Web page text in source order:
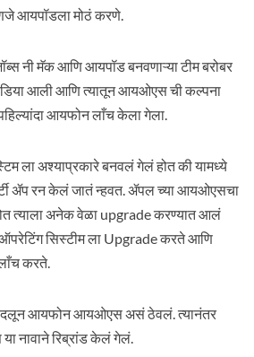
आयपॉडला मोठं करणे.
नी मॅक आणि आयपॉड बनवणाऱ्या टीम बरोबर
आली आणि त्यातून आयओएस ची कल्पना
आयफोन लाँच केला गेला.
ला अश्याप्रकारे बनवलं गेलं होत की यामध्ये
ॲप रन केलं जातं न्हवत. ॲपल च्या आयओएसचा
त्याला अनेक वेळा upgrade करण्यात आलं
सिस्टीम ला Upgrade करते आणि
करते.
आयफोन आयओएस असं ठेवलं. त्यानंतर
नावाने रिब्रांड केलं गेलं.